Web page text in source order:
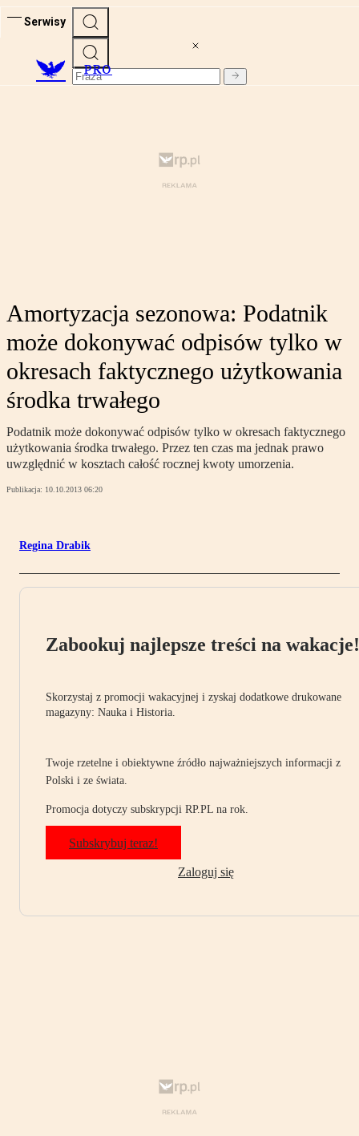
Serwisy
PRO
Amortyzacja sezonowa: Podatnik
może dokonywać odpisów tylko w
okresach faktycznego użytkowania
środka trwałego
Podatnik może dokonywać odpisów tylko w okresach faktycznego
użytkowania środka trwałego. Przez ten czas ma jednak prawo
uwzględnić w kosztach całość rocznej kwoty umorzenia.
Publikacja: 10.10.2013 06:20
Regina Drabik
Zabookuj najlepsze treści na wakacje!
Skorzystaj z promocji wakacyjnej i zyskaj dodatkowe drukowane
magazyny: Nauka i Historia.
Twoje rzetelne i obiektywne źródło najważniejszych informacji z
Polski i ze świata.
Promocja dotyczy subskrypcji RP.PL na rok.
Subskrybuj teraz!
Zaloguj się